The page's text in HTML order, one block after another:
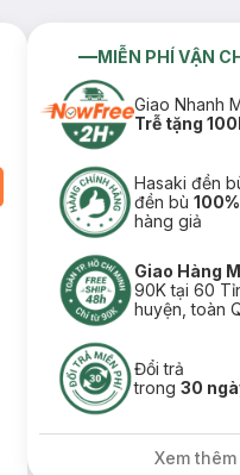
MIỄN PHÍ VẬN
Giao Nhanh
Trễ tặng
Hasaki đền
đền bù100%
hàng giả
Giao Hàng
90K tại 60
huyện, toàn
Đổi trả
trong30
Xem thêm